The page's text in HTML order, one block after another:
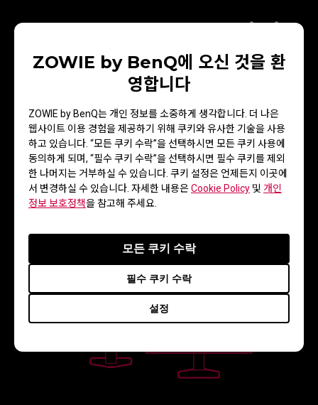
ZOWIE by BenQ에 오신 것을 환
영합니다
ZOWIE by BenQ는 개인 정보를 소중하게 생각합니다. 더 나은
웹사이트 이용 경험을 제공하기 위해 쿠키와 유사한 기술을 사용
하고 있습니다. “모든 쿠키 수락”을 선택하시면 모든 쿠키 사용에
동의하게 되며, “필수 쿠키 수락”을 선택하시면 필수 쿠키를 제외
한 나머지는 거부하실 수 있습니다. 쿠키 설정은 언제든지 이곳에
서 변경하실 수 있습니다. 자세한 내용은Cookie Policy 및 개인
정보 보호정책을 참고해 주세요.
설정
필수 쿠키 수락
모든 쿠키 수락
Steps to Surpass Your Limits​
요